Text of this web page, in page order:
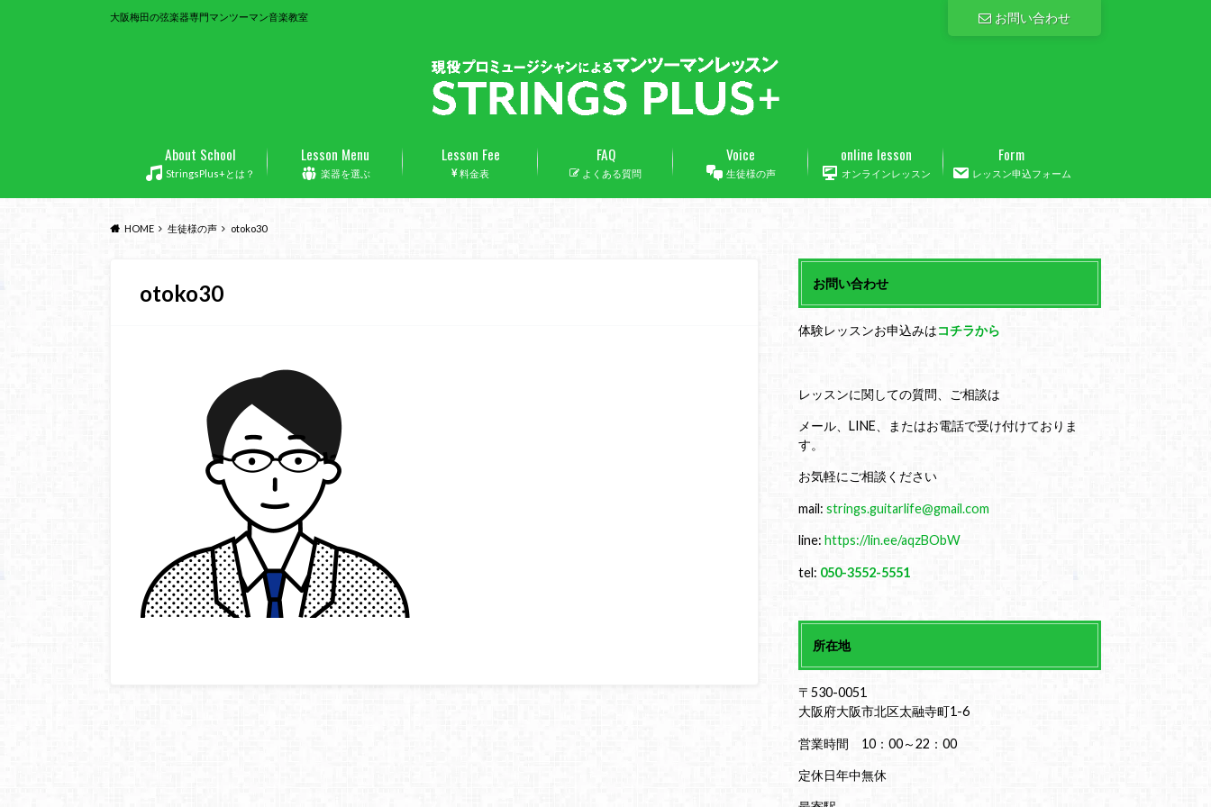
大阪梅田の弦楽器専門マンツーマン音楽教室 お問い合わせ
About School
StringsPlus+とは？
Lesson Menu
楽器を選ぶ
Lesson Fee
料金表
FAQ
よくある質問
Voice
生徒様の声
online lesson
オンラインレッスン
Form
レッスン申込フォーム
HOME 生徒様の声 otoko30
otoko30 お問い合わせ
体験レッスンお申込みはコチラから
レッスンに関しての質問、ご相談は
メール、LINE、またはお電話で受け付けておりま
す。
お気軽にご相談ください
mail: strings.guitarlife@gmail.com
line: https://lin.ee/aqzBObW
tel: 050-3552-5551
所在地
〒530-0051
大阪府大阪市北区太融寺町1-6
営業時間 10：00～22：00
定休日年中無休